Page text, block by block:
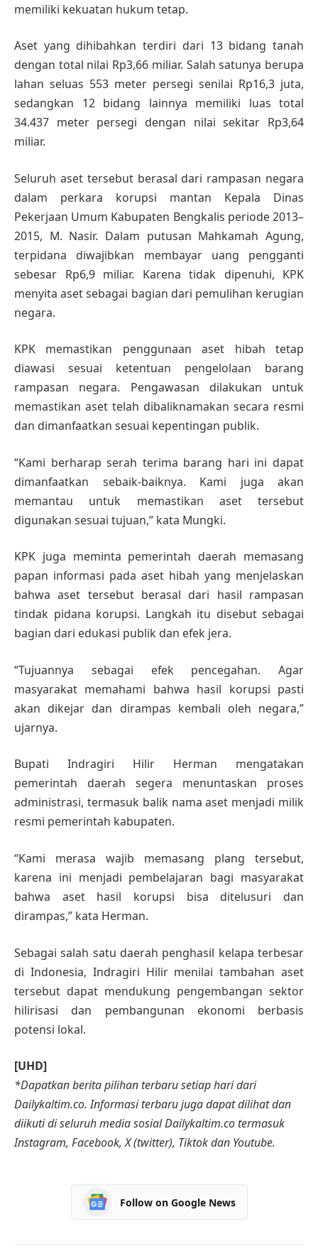
memiliki kekuatan hukum tetap.
Aset yang dihibahkan terdiri dari 13 bidang tanah
dengan total nilai Rp3,66 miliar. Salah satunya berupa
lahan seluas 553 meter persegi senilai Rp16,3 juta,
sedangkan 12 bidang lainnya memiliki luas total
34.437 meter persegi dengan nilai sekitar Rp3,64
miliar.
Seluruh aset tersebut berasal dari rampasan negara
dalam perkara korupsi mantan Kepala Dinas
Pekerjaan Umum Kabupaten Bengkalis periode 2013–
2015, M. Nasir. Dalam putusan Mahkamah Agung,
terpidana diwajibkan membayar uang pengganti
sebesar Rp6,9 miliar. Karena tidak dipenuhi, KPK
menyita aset sebagai bagian dari pemulihan kerugian
negara.
KPK memastikan penggunaan aset hibah tetap
diawasi sesuai ketentuan pengelolaan barang
rampasan negara. Pengawasan dilakukan untuk
memastikan aset telah dibaliknamakan secara resmi
dan dimanfaatkan sesuai kepentingan publik.
“Kami berharap serah terima barang hari ini dapat
dimanfaatkan sebaik-baiknya. Kami juga akan
memantau untuk memastikan aset tersebut
digunakan sesuai tujuan,” kata Mungki.
KPK juga meminta pemerintah daerah memasang
papan informasi pada aset hibah yang menjelaskan
bahwa aset tersebut berasal dari hasil rampasan
tindak pidana korupsi. Langkah itu disebut sebagai
bagian dari edukasi publik dan efek jera.
“Tujuannya sebagai efek pencegahan. Agar
masyarakat memahami bahwa hasil korupsi pasti
akan dikejar dan dirampas kembali oleh negara,”
ujarnya.
Bupati Indragiri Hilir Herman mengatakan
pemerintah daerah segera menuntaskan proses
administrasi, termasuk balik nama aset menjadi milik
resmi pemerintah kabupaten.
“Kami merasa wajib memasang plang tersebut,
karena ini menjadi pembelajaran bagi masyarakat
bahwa aset hasil korupsi bisa ditelusuri dan
dirampas,” kata Herman.
Sebagai salah satu daerah penghasil kelapa terbesar
di Indonesia, Indragiri Hilir menilai tambahan aset
tersebut dapat mendukung pengembangan sektor
hilirisasi dan pembangunan ekonomi berbasis
potensi lokal.
[UHD]
*Dapatkan berita pilihan terbaru setiap hari dari
Dailykaltim.co. Informasi terbaru juga dapat dilihat dan
diikuti di seluruh media sosial Dailykaltim.co termasuk
Instagram, Facebook, X (twitter), Tiktok dan Youtube.
Follow on Google News